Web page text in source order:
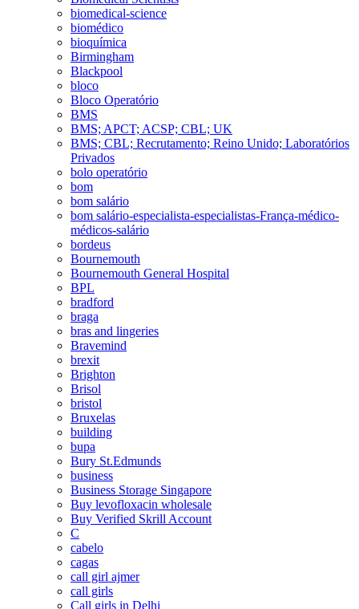
biomedical-science
biomédico
bioquímica
Birmingham
Blackpool
bloco
Bloco Operatório
BMS
BMS; APCT; ACSP; CBL; UK
BMS; CBL; Recrutamento; Reino Unido; Laboratórios
Privados
bolo operatório
bom
bom salário
bom salário-especialista-especialistas-França-médico-
médicos-salário
bordeus
Bournemouth
Bournemouth General Hospital
BPL
bradford
braga
bras and lingeries
Bravemind
brexit
Brighton
Brisol
bristol
Bruxelas
building
bupa
Bury St.Edmunds
business
Business Storage Singapore
Buy levofloxacin wholesale
Buy Verified Skrill Account
C
cabelo
cagas
call girl ajmer
call girls
Call girls in Delhi